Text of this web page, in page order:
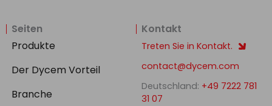
k
e
d
i
n
o
o
g
r
Seiten
Produkte
Der Dycem Vorteil
Branche
Kontakt
Treten Sie in Kontakt.
contact@dycem.com
Deutschland: +49 7222 781
31 07